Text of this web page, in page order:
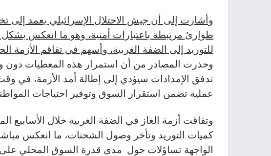
وأشارت إلى أن جيش الاحتلال الإسرائيلي يعمد إلى
طوارئ مرتبطة باعتبارات أمنية، وهو ما انعكس
للتوريد إلى الضفة الغربية، وأسهم في تفاقم الأزمة
وحذرت المصادر من أن استمرار هذه المعطيات دون
تدفق الإمدادات سيؤدي إلى إطالة أمد الأزمة، في
عملية تضمن استقرار السوق وتوفير احتياجات
وتفاقت أزمة الغاز في الضفة الغربية خلال
كميات التوريد وتأخر وصول الشحنات، ما انعكس
الواجهة تساؤلات حول مدى قدرة السوق المحلي على